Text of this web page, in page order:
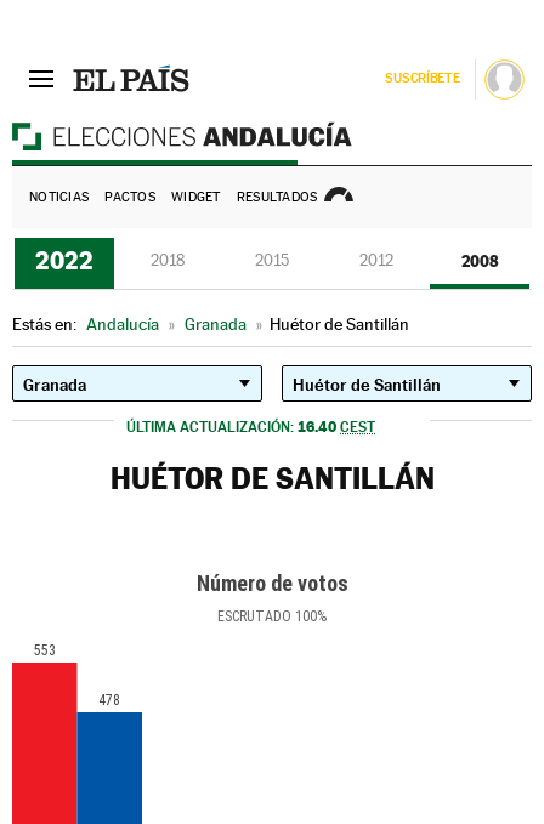
SUSCRÍBETE
NOTICIAS PACTOS WIDGET RESULTADOS
2022 2018 2015 2012 2008
Estás en: Andalucía » Granada » Huétor de Santillán
ÚLTIMA ACTUALIZACIÓN: 16.40 CEST
HUÉTOR DE SANTILLÁN
Número de votos
ESCRUTADO 100%
553
478